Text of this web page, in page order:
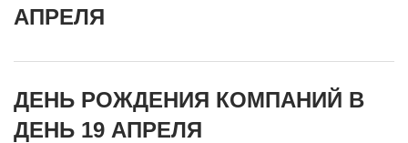
АПРЕЛЯ
ДЕНЬ РОЖДЕНИЯ КОМПАНИЙ В
ДЕНЬ 19 АПРЕЛЯ